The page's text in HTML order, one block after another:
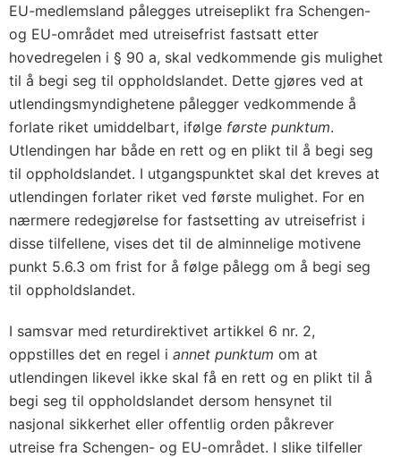
EU-medlemsland pålegges utreiseplikt fra Schengen-
og EU-området med utreisefrist fastsatt etter
hovedregelen i § 90 a, skal vedkommende gis mulighet
til å begi seg til oppholdslandet. Dette gjøres ved at
utlendingsmyndighetene pålegger vedkommende å
forlate riket umiddelbart, ifølge første punktum.
Utlendingen har både en rett og en plikt til å begi seg
til oppholdslandet. I utgangspunktet skal det kreves at
utlendingen forlater riket ved første mulighet. For en
nærmere redegjørelse for fastsetting av utreisefrist i
disse tilfellene, vises det til de alminnelige motivene
punkt 5.6.3 om frist for å følge pålegg om å begi seg
til oppholdslandet.
I samsvar med returdirektivet artikkel 6 nr. 2,
oppstilles det en regel i annet punktum om at
utlendingen likevel ikke skal få en rett og en plikt til å
begi seg til oppholdslandet dersom hensynet til
nasjonal sikkerhet eller offentlig orden påkrever
utreise fra Schengen- og EU-området. I slike tilfeller